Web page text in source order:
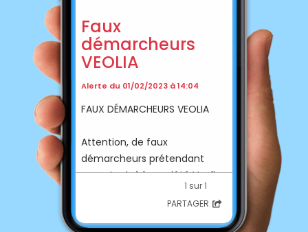
Faux
démarcheurs
VEOLIA
Alerte du 01/02/2023 à 14:04
FAUX DÉMARCHEURS VEOLIA
Attention, de faux
démarcheurs prétendant
appartenir à la société Veolia
se présentent actuellement
au domicile des Vitryats.
Ils sont munis d'un faux
1 sur 1
PARTAGER